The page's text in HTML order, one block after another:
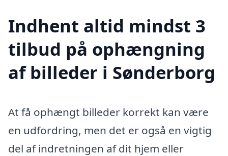
Indhent altid mindst 3
tilbud på ophængning
af billeder i Sønderborg
At få ophængt billeder korrekt kan være
en udfordring, men det er også en vigtig
del af indretningen af dit hjem eller